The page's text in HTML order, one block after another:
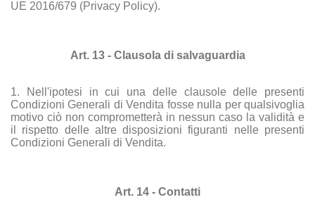
UE 2016/679 (Privacy Policy).
Art. 13 - Clausola di salvaguardia
1. Nell'ipotesi in cui una delle clausole delle presenti
Condizioni Generali di Vendita fosse nulla per qualsivoglia
motivo ciò non comprometterà in nessun caso la validità e
il rispetto delle altre disposizioni figuranti nelle presenti
Condizioni Generali di Vendita.
Art. 14 - Contatti